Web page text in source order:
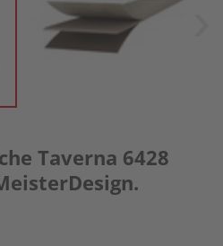
Taverna 6428